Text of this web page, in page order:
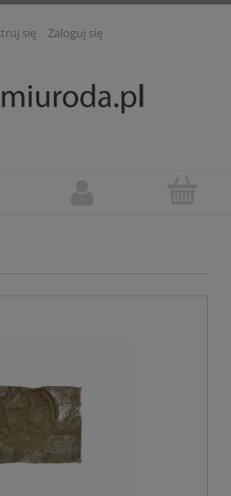
się Zaloguj się